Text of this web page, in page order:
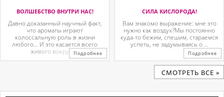
ВОЛШЕБСТВО ВНУТРИ НАС!
Давно доказанный научный факт,
что ароматы играют
колоссальную роль в жизни
любого… И это касается всего
живого вокруг. ...Подробнее
СИЛА КИСЛОРОДА!
Вам знакомо выражение: мне это
нужно как воздух?Мы постоянно
куда-то бежим, спешим, стараемся
успеть, не задумываясь о ...
Подробнее
CМОТРЕТЬ ВСЕ »